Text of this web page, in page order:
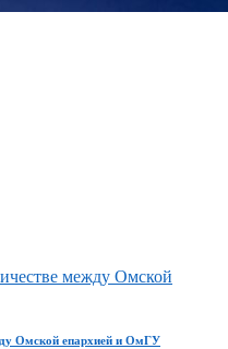
между Омской
Омской епархией и ОмГУ